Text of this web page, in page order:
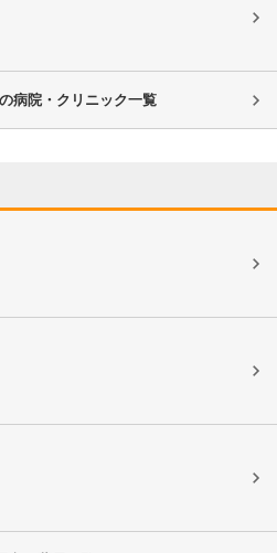
病院・クリニック一覧